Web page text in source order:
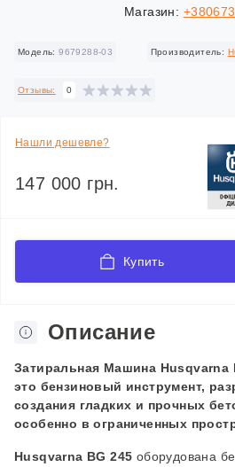
Магазин:
Модель: 9679288-03 Производитель:
Отзывы: 0
Нашли дешевле?
147 000 грн.
Купить
Описание
Затиральная Машина Husqvarna
это бензиновый инструмент,
создания гладких и прочных
особенно в ограниченных
Husqvarna BG 245 оборудована